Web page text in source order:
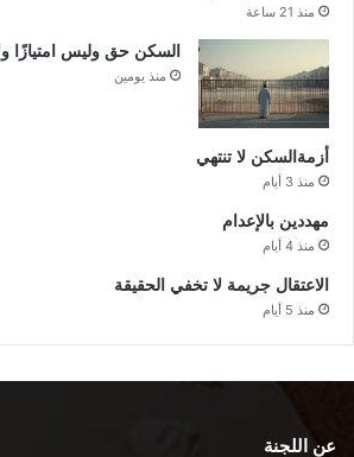
منذ 21 ساعة
السكن حق وليس امتيازًا
منذ يومين
أزمةالسكن لا تنتهي
منذ 3 أيام
مهددين بالإعدام
منذ 4 أيام
الاعتقال جريمة لا تخفي الحقيقة
منذ 5 أيام
عن اللجنة